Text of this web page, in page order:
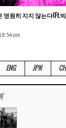
영원히 지지 않는다(ft.
pm
ENG JPN